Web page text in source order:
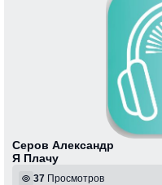
Серов Александр
Я Плачу
37 Просмотров